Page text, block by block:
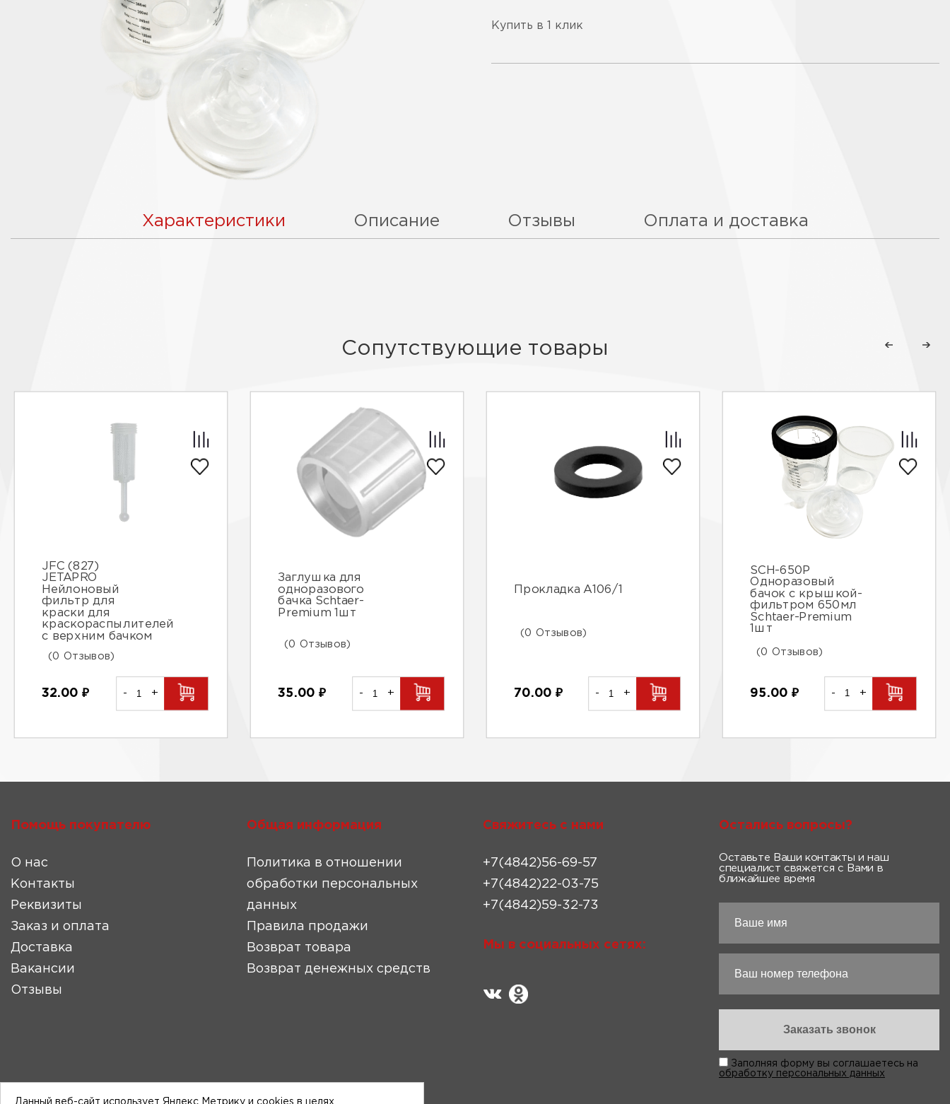
Купить в 1 клик
Характеристики Описание Отзывы Оплата и доставка
Сопутствующие товары
JFC (827)
JETAPRO
Нейлоновый
фильтр для
краски для
краскораспылителей
с верхним бачком
(0 Отзывов)
32.00 ₽ - +
Заглушка для
одноразового
бачка Schtaer-
Premium 1шт
(0 Отзывов)
35.00 ₽ - +
Прокладка А106/1
(0 Отзывов)
70.00 ₽ - +
SCH-650P
Одноразовый
бачок с крышкой-
фильтром 650мл
Schtaer-Premium
1шт
(0 Отзывов)
95.00 ₽ - +
Помощь покупателю
О нас
Контакты
Реквизиты
Заказ и оплата
Доставка
Вакансии
Отзывы
Общая информация
Политика в отношении
обработки персональных
данных
Правила продажи
Возврат товара
Возврат денежных средств
Свяжитесь с нами
+7(4842)56-69-57
+7(4842)22-03-75
+7(4842)59-32-73
Мы в социальных сетях:
Остались вопросы?
Оставьте Ваши контакты и наш
специалист свяжется с Вами в
ближайшее время
Заполняя форму вы соглашаетесь на
обработку персональных данных
Данный веб-сайт использует Яндекс Метрику и cookies в целях